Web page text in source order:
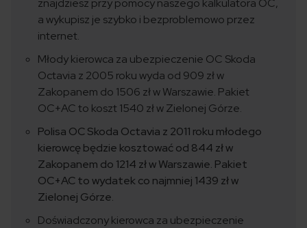
znajdziesz przy pomocy naszego kalkulatora OC,
a wykupisz je szybko i bezproblemowo przez
internet.
Młody kierowca za ubezpieczenie OC Skoda
Octavia z 2005 roku wyda od 909 zł w
Zakopanem do 1506 zł w Warszawie. Pakiet
OC+AC to koszt 1540 zł w Zielonej Górze.
Polisa OC Skoda Octavia z 2011 roku młodego
kierowcę będzie kosztować od 844 zł w
Zakopanem do 1214 zł w Warszawie. Pakiet
OC+AC to wydatek co najmniej 1439 zł w
Zielonej Górze.
Doświadczony kierowca za ubezpieczenie